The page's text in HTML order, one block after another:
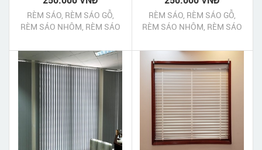
RÈM SÁO, RÈM SÁO GỖ,
RÈM SÁO NHÔM, RÈM SÁO
RÈM SÁO, RÈM SÁO GỖ,
RÈM SÁO NHÔM, RÈM SÁO